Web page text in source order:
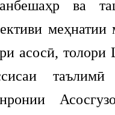
ва
асосӣ,